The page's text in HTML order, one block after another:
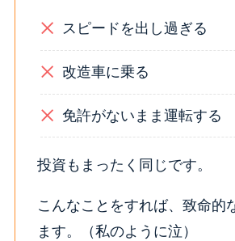
スピードを出し過ぎる
改造車に乗る
免許がないまま運転する
投資もまったく同じです。
こんなことをすれば、致命的
ます。（私のように泣）